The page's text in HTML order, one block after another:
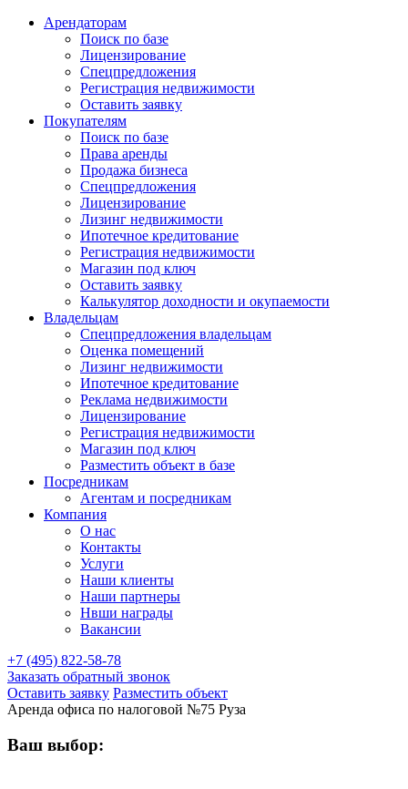
Арендаторам
Поиск по базе
Лицензирование
Спецпредложения
Регистрация недвижимости
Оставить заявку
Покупателям
Поиск по базе
Права аренды
Продажа бизнеса
Спецпредложения
Лицензирование
Лизинг недвижимости
Ипотечное кредитование
Регистрация недвижимости
Магазин под ключ
Оставить заявку
Калькулятор доходности и окупаемости
Владельцам
Спецпредложения владельцам
Оценка помещений
Лизинг недвижимости
Ипотечное кредитование
Реклама недвижимости
Лицензирование
Регистрация недвижимости
Магазин под ключ
Разместить объект в базе
Посредникам
Агентам и посредникам
Компания
О нас
Контакты
Услуги
Наши клиенты
Наши партнеры
Нвши награды
Вакансии
+7 (495) 822-58-78
Заказать обратный звонок
Оставить заявку Разместить объект
Аренда офиса по налоговой №75 Руза
Ваш выбор: